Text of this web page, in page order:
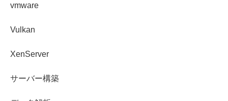
vmware
Vulkan
XenServer
サーバー構築